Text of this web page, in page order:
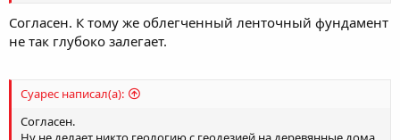
Согласен. К тому же облегченный ленточный фундамент
не так глубоко залегает.
Суарес написал(а):
Согласен.